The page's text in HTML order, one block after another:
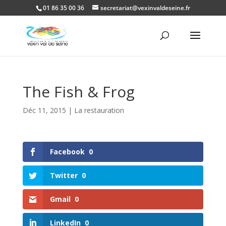
01 86 35 00 36 secretariat@vexinvaldeseine.fr
The Fish & Frog
Déc 11, 2015 | La restauration
Facebook 0
Twitter 0
Gmail 0
LinkedIn 0